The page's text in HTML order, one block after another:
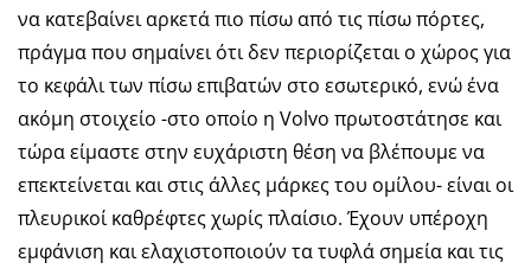
να κατεβαίνει αρκετά πιο πίσω από τις πίσω πόρτες,
πράγμα που σημαίνει ότι δεν περιορίζεται ο χώρος για
το κεφάλι των πίσω επιβατών στο εσωτερικό, ενώ ένα
ακόμη στοιχείο -στο οποίο η Volvo πρωτοστάτησε και
τώρα είμαστε στην ευχάριστη θέση να βλέπουμε να
επεκτείνεται και στις άλλες μάρκες του ομίλου- είναι οι
πλευρικοί καθρέφτες χωρίς πλαίσιο. Έχουν υπέροχη
εμφάνιση και ελαχιστοποιούν τα τυφλά σημεία και τις